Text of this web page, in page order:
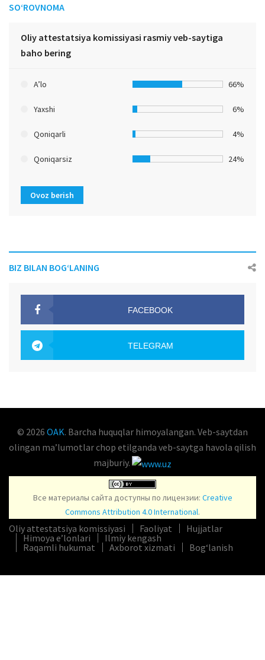
SO‘ROVNOMA
Oliy attestatsiya komissiyasi rasmiy veb-saytiga
baho bering
A’lo 66%
Yaxshi 6%
Qoniqarli 4%
Qoniqarsiz 24%
Ovoz berish
BIZ BILAN BOG‘LANING
FACEBOOK
TELEGRAM
© 2026 OAK. Barcha huquqlar himoyalangan. Veb-saytdan
olingan maʼlumotlar chop etilganda veb-saytga havola qilish
majburiy.
Все материалы сайта доступны по лицензии: Creative
Commons Attribution 4.0 International.
Oliy attestatsiya komissiyasi Faoliyat
Hujjatlar
Himoya e’lonlari
Ilmiy kengash
Raqamli hukumat
Axborot xizmati Bog‘lanish